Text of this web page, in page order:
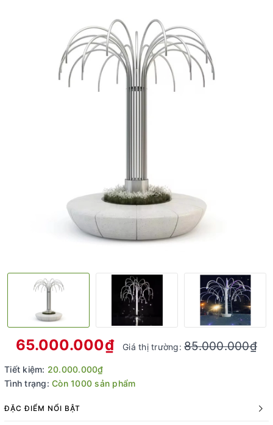
65.000.000₫ Giá thị trường:85.000.000₫
Tiết kiệm: 20.000.000₫
Tình trạng: Còn 1000 sản phẩm
ĐẶC ĐIỂM NỔI BẬT